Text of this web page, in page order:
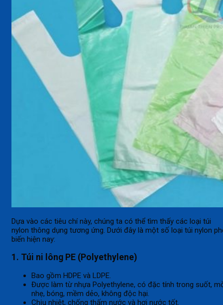
Dựa vào các tiêu chí này, chúng ta có thể tìm thấy các loại túi
nylon thông dụng tương ứng. Dưới đây là một số loại túi nylon
biến hiện nay:
1. Túi ni lông PE (Polyethylene)
Bao gồm HDPE và LDPE.
Được làm từ nhựa Polyethylene, có đặc tính trong suốt,
nhẹ, bóng, mềm dẻo, không độc hại.
Chịu nhiệt, chống thấm nước và hơi nước tốt.